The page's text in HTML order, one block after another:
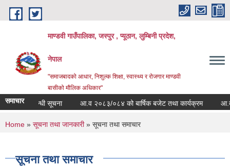
Skip to main content
माण्डवी गाउँपालिका, जस्पुर , प्यूठान, लुम्बिनी प्रदेश,
नेपाल
"समाजबादको आधार, निशुल्क शिक्षा, स्वास्थ्य र रोजगार माण्डवी
बासीको मौलिक अधिकार"
समाचार
सम्बन्धी सूचना आ.व २०८३/०८४ को बार्षिक बजेट तथा कार्यक्रम आ.व
You are here
Home » सूचना तथा जानकारी» सूचना तथा समाचार
सूचना तथा समाचार